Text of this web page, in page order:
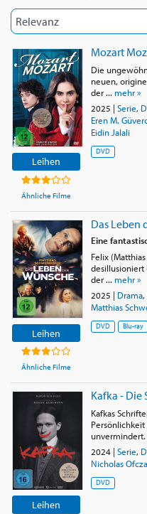
Leihen
Ähnliche Filme
Mozart
Die
neuen,
der ... mehr »
2025 | Serie,
Eren M.
Eidin Jalali
DVD
Leihen
Ähnliche Filme
Das Leben
Eine
Felix
desillusioniert
der ... mehr »
2025 | Drama,
Matthias
DVD Blu-ray
Leihen
Kafka - Die
Kafkas
unvermindert.
2024| Serie,
Nicholas
DVD